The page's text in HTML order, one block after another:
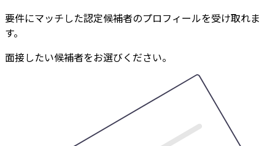
要件にマッチした認定候補者のプロフィールを受け取れま
す。
面接したい候補者をお選びください。